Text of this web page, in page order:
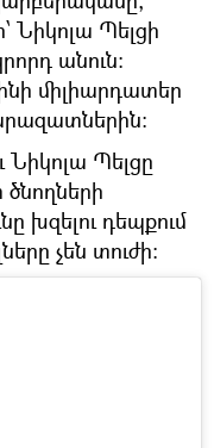
Նիկոլա Պելցի
անուն։
միլիարդատեր
Նիկոլա Պելցը
խզելու դեպքում
չեն տուժի։